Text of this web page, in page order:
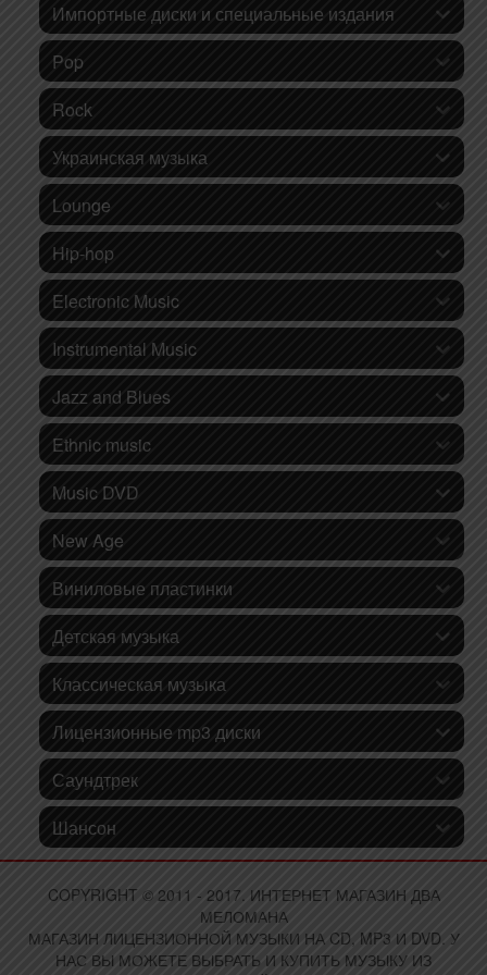
Импортные диски и специальные издания
Pop
Rock
Украинская музыка
Lounge
Hip-hop
Electronic Music
Instrumental Music
Jazz and Blues
Ethnic music
Music DVD
New Age
Виниловые пластинки
Детская музыка
Классическая музыка
Лицензионные mp3 диски
Саундтрек
Шансон
COPYRIGHT © 2011 - 2017. ИНТЕРНЕТ МАГАЗИН ДВА
МЕЛОМАНА
МАГАЗИН ЛИЦЕНЗИОННОЙ МУЗЫКИ НА CD, MP3 И DVD. У
НАС ВЫ МОЖЕТЕ ВЫБРАТЬ И КУПИТЬ МУЗЫКУ ИЗ